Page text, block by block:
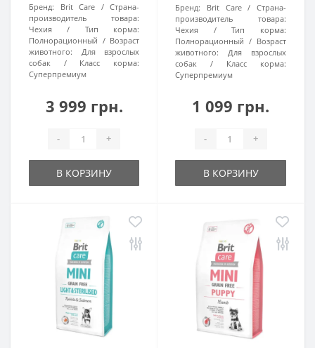
Бренд: Brit Care
Страна-
производитель товара:
Чехия
Тип корма:
Полнорационный
Возраст
животного:
Для взрослых
собак
Класс корма:
Суперпремиум
3 999 грн.
- +
В КОРЗИНУ
Бренд: Brit Care
Страна-
производитель товара:
Чехия
Тип корма:
Полнорационный
Возраст
животного:
Для взрослых
собак
Класс корма:
Суперпремиум
1 099 грн.
- +
В КОРЗИНУ